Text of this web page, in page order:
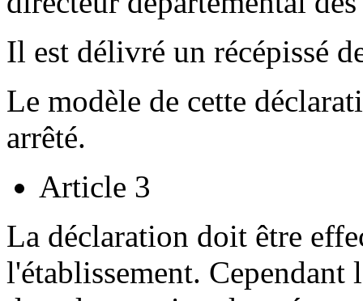
Il est délivré un récépissé
Le modèle de cette
arrêté.
Article 3
La déclaration doit être
l'établissement. Cependant